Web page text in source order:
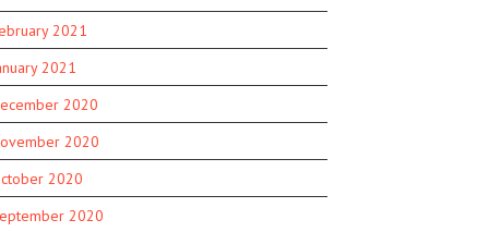
2021
2021
2020
2020
2020
2020